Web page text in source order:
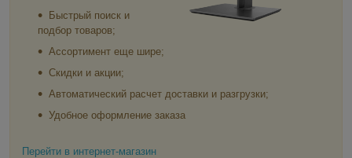
Быстрый поиск и
подбор товаров;
Ассортимент еще шире;
Скидки и акции;
Автоматический расчет доставки и разгрузки;
Удобное оформление заказа
Перейти в интернет-магазин